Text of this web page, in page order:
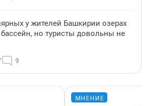
у жителей Башкирии озерах
но туристы довольны не
9
МНЕНИЕ